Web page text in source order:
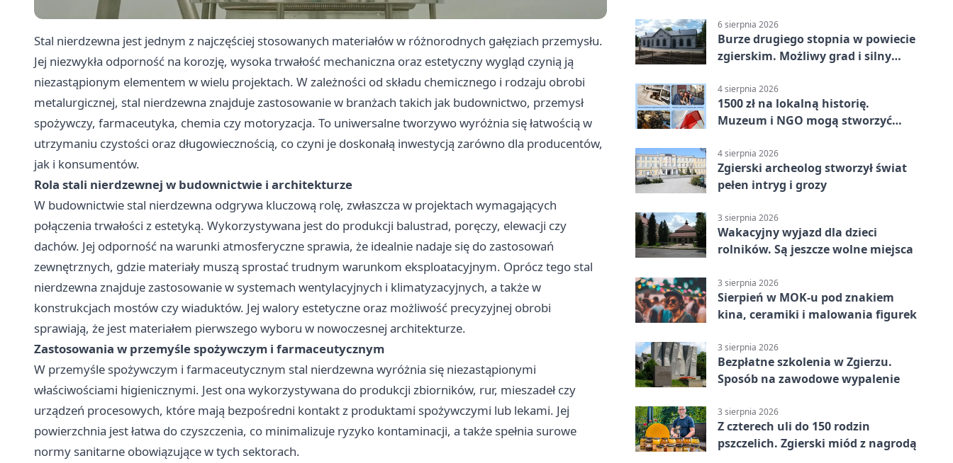
Stal nierdzewna jest jednym z najczęściej stosowanych materiałów w różnorodnych gałęziach przemysłu.
Jej niezwykła odporność na korozję, wysoka trwałość mechaniczna oraz estetyczny wygląd czynią ją
niezastąpionym elementem w wielu projektach. W zależności od składu chemicznego i rodzaju obrobi
metalurgicznej, stal nierdzewna znajduje zastosowanie w branżach takich jak budownictwo, przemysł
spożywczy, farmaceutyka, chemia czy motoryzacja. To uniwersalne tworzywo wyróżnia się łatwością w
utrzymaniu czystości oraz długowiecznością, co czyni je doskonałą inwestycją zarówno dla producentów,
jak i konsumentów.
Rola stali nierdzewnej w budownictwie i architekturze
W budownictwie stal nierdzewna odgrywa kluczową rolę, zwłaszcza w projektach wymagających
połączenia trwałości z estetyką. Wykorzystywana jest do produkcji balustrad, poręczy, elewacji czy
dachów. Jej odporność na warunki atmosferyczne sprawia, że idealnie nadaje się do zastosowań
zewnętrznych, gdzie materiały muszą sprostać trudnym warunkom eksploatacyjnym. Oprócz tego stal
nierdzewna znajduje zastosowanie w systemach wentylacyjnych i klimatyzacyjnych, a także w
konstrukcjach mostów czy wiaduktów. Jej walory estetyczne oraz możliwość precyzyjnej obrobi
sprawiają, że jest materiałem pierwszego wyboru w nowoczesnej architekturze.
Zastosowania w przemyśle spożywczym i farmaceutycznym
W przemyśle spożywczym i farmaceutycznym stal nierdzewna wyróżnia się niezastąpionymi
właściwościami higienicznymi. Jest ona wykorzystywana do produkcji zbiorników, rur, mieszadeł czy
urządzeń procesowych, które mają bezpośredni kontakt z produktami spożywczymi lub lekami. Jej
powierzchnia jest łatwa do czyszczenia, co minimalizuje ryzyko kontaminacji, a także spełnia surowe
normy sanitarne obowiązujące w tych sektorach.
6 sierpnia 2026
Burze drugiego stopnia w powiecie
zgierskim. Możliwy grad i silny
4 sierpnia 2026
1500 zł na lokalną historię.
Muzeum i NGO mogą stworzyć
4 sierpnia 2026
Zgierski archeolog stworzył świat
pełen intryg i grozy
3 sierpnia 2026
Wakacyjny wyjazd dla dzieci
rolników. Są jeszcze wolne miejsca
3 sierpnia 2026
Sierpień w MOK-u pod znakiem
kina, ceramiki i malowania figurek
3 sierpnia 2026
Bezpłatne szkolenia w Zgierzu.
Sposób na zawodowe wypalenie
3 sierpnia 2026
Z czterech uli do 150 rodzin
pszczelich. Zgierski miód z nagrodą